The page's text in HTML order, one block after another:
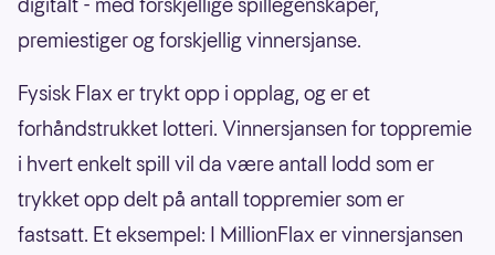
premiestiger og forskjellig vinnersjanse.
Fysisk Flax er trykt opp i opplag, og er et
forhåndstrukket lotteri. Vinnersjansen for toppremie
i hvert enkelt spill vil da være antall lodd som er
trykket opp delt på antall toppremier som er
fastsatt. Et eksempel: I MillionFlax er vinnersjansen